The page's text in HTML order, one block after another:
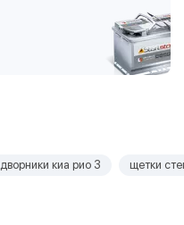
дворники киа рио 3 щетки